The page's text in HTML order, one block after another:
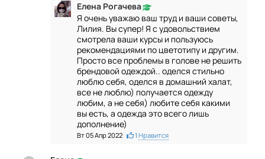
Елена Рогачева
Я очень уважаю ваш труд и ваши советы,
Лилия. Вы супер! Я с удовольствием
смотрела ваши курсы и пользуюсь
рекомендациями по цветотипу и другим.
Просто все проблемы в голове не решить
брендовой одеждой.. оделся стильно
люблю себя, оделся в домашний халат,
все не люблю) получается одежду
любим, а не себя) любите себя какими
вы есть, а одежда это всего лишь
дополнение)
Вт 05 Апр 2022 1 Нравится